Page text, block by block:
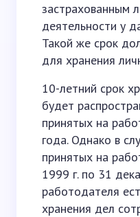
застрахованным
деятельности у
Такой же срок
для хранения
10-летний срок
будет
принятых на
года. Однако в
принятых на
1999 г. по 31
работодателя
хранения дел